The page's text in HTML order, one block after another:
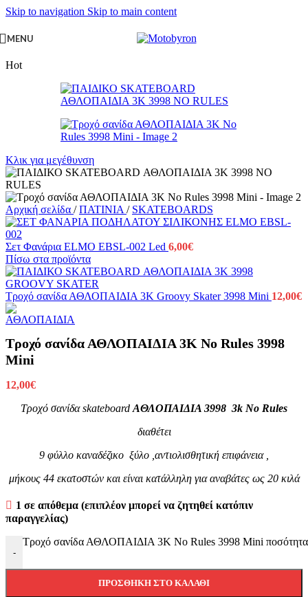
Skip to navigation Skip to main content
MENU
Hot
Κλικ για μεγέθυνση
Αρχική σελίδα / ΠΑΤΙΝΙΑ / SKATEBOARDS
Σετ Φανάρια ELMO EBSL-002 Led 6,00€
Πίσω στα προϊόντα
Τροχό σανίδα ΑΘΛΟΠΑΙΔΙΑ 3K Groovy Skater 3998 Mini 12,00€
Τροχό σανίδα ΑΘΛΟΠΑΙΔΙΑ 3K No Rules 3998
Mini
12,00€
Τροχό σανίδα skateboard ΑΘΛΟΠΑΙΔΙΑ 3998 3k No Rules
διαθέτει
9 φύλλο καναδέζικο ξύλο ,αντιολισθητική επιφάνεια ,
μήκους 44 εκατοστών και είναι κατάλληλη για αναβάτες ως 20 κιλά
1 σε απόθεμα (επιπλέον μπορεί να ζητηθεί κατόπιν
παραγγελίας)
-
Τροχό σανίδα ΑΘΛΟΠΑΙΔΙΑ 3K No Rules 3998 Mini ποσότητα
ΠΡΟΣΘΉΚΗ ΣΤΟ ΚΑΛΆΘΙ